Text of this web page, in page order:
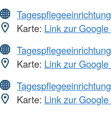
Tagespflegeeinrichtung
Karte: Link zur
Tagespflegeeinrichtung
Karte: Link zur
Tagespflegeeinrichtung
Karte: Link zur